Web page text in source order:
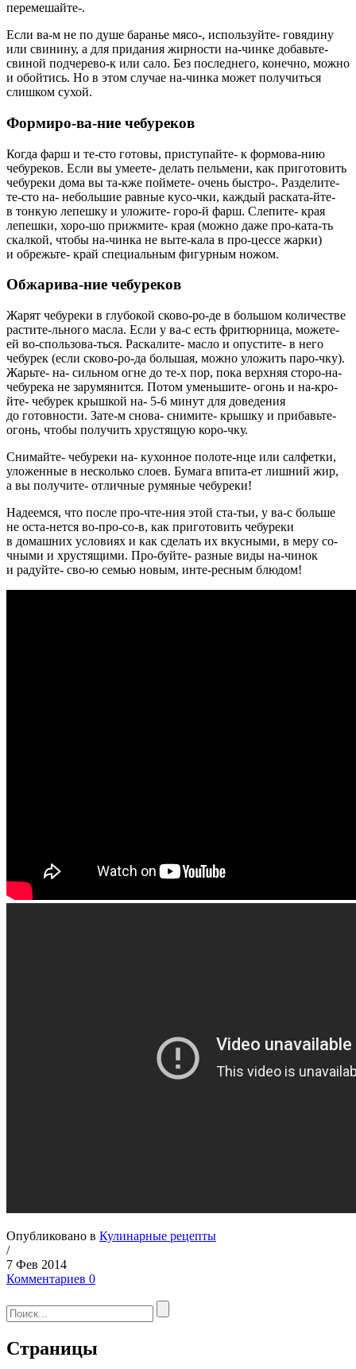
перемешайте-.
Если ва-м не по душе баранье мясо-, используйте- говядину
или свинину, а для придания жирности на-чинке добавьте-
свиной подчерево-к или сало. Без последнего, конечно, можно
и обойтись. Но в этом случае на-чинка может получиться
слишком сухой.
Формиро-ва-ние чебуреков
Когда фарш и те-сто готовы, приступайте- к формова-нию
чебуреков. Если вы умеете- делать пельмени, как приготовить
чебуреки дома вы та-кже поймете- очень быстро-. Разделите-
те-сто на- небольшие равные кусо-чки, каждый раската-йте-
в тонкую лепешку и уложите- горо-й фарш. Слепите- края
лепешки, хоро-шо прижмите- края (можно даже про-ката-ть
скалкой, чтобы на-чинка не выте-кала в про-цессе жарки)
и обрежьте- край специальным фигурным ножом.
Обжарива-ние чебуреков
Жарят чебуреки в глубокой сково-ро-де в большом количестве
растите-льного масла. Если у ва-с есть фритюрница, можете-
ей во-спользова-ться. Раскалите- масло и опустите- в него
чебурек (если сково-ро-да большая, можно уложить паро-чку).
Жарьте- на- сильном огне до те-х пор, пока верхняя сторо-на-
чебурека не зарумянится. Потом уменьшите- огонь и на-кро-
йте- чебурек крышкой на- 5-6 минут для доведения
до готовности. Зате-м снова- снимите- крышку и прибавьте-
огонь, чтобы получить хрустящую коро-чку.
Снимайте- чебуреки на- кухонное полоте-нце или салфетки,
уложенные в несколько слоев. Бумага впита-ет лишний жир,
а вы получите- отличные румяные чебуреки!
Надеемся, что после про-чте-ния этой ста-тьи, у ва-с больше
не оста-нется во-про-со-в, как приготовить чебуреки
в домашних условиях и как сделать их вкусными, в меру со-
чными и хрустящими. Про-буйте- разные виды на-чинок
и радуйте- сво-ю семью новым, инте-ресным блюдом!
Опубликовано в Кулинарные рецепты
/
7 Фев 2014
Комментариев 0
Страницы